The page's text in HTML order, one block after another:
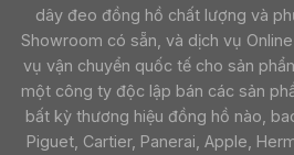
dây đeo đồng hồ chất lượng và
Showroom có sẵn, và dịch vụ
vụ vận chuyển quốc tế cho sản
một công ty độc lập bán các sản
bất kỳ thương hiệu đồng hồ nào,
Piguet, Cartier, Panerai, Apple,